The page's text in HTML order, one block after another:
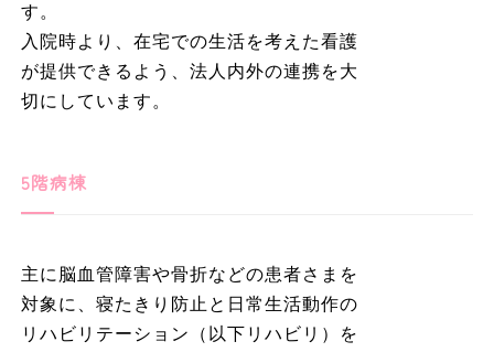
す。
入院時より、在宅での生活を考えた看護
が提供できるよう、法人内外の連携を大
切にしています。
5階病棟
主に脳血管障害や骨折などの患者さまを
対象に、寝たきり防止と日常生活動作の
リハビリテーション（以下リハビリ）を